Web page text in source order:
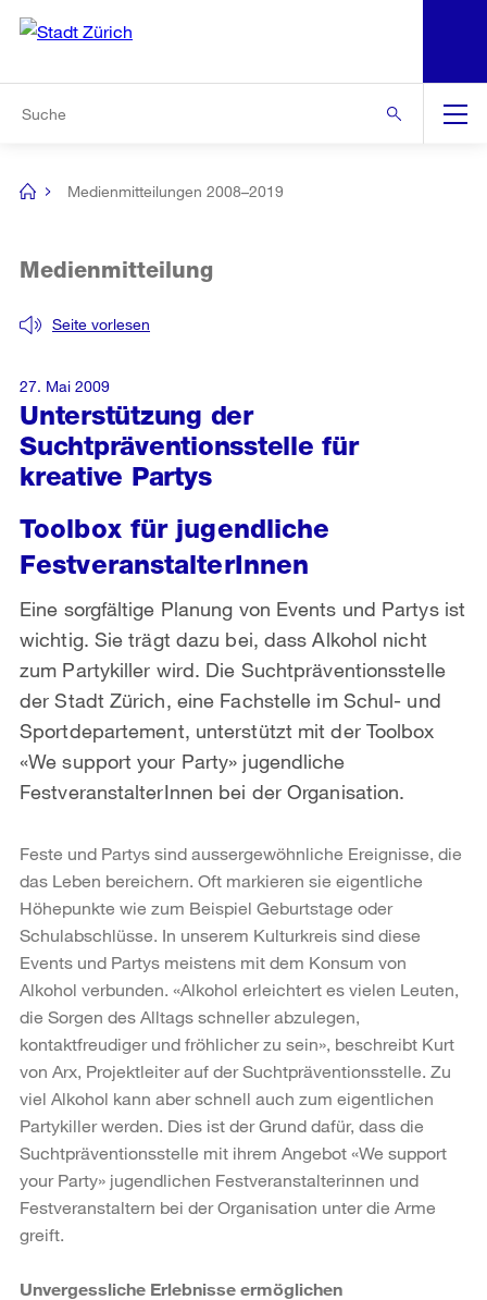
Navigation
[no
Medienmitteilungen 2008–2019
Unterstützung der
Suchtpräventionsstelle für
kreative Partys
Seite vorlesen
Medienmitteilung
Toolbox für jugendliche
FestveranstalterInnen
Eine sorgfältige Planung von Events und Partys ist
wichtig. Sie trägt dazu bei, dass Alkohol nicht
zum Partykiller wird. Die Suchtpräventionsstelle
der Stadt Zürich, eine Fachstelle im Schul- und
Sportdepartement, unterstützt mit der Toolbox
«We support your Party» jugendliche
FestveranstalterInnen bei der Organisation.
27. Mai 2009
Feste und Partys sind aussergewöhnliche Ereignisse, die
das Leben bereichern. Oft markieren sie eigentliche
Höhepunkte wie zum Beispiel Geburtstage oder
Schulabschlüsse. In unserem Kulturkreis sind diese
Events und Partys meistens mit dem Konsum von
Alkohol verbunden. «Alkohol erleichtert es vielen Leuten,
die Sorgen des Alltags schneller abzulegen,
kontaktfreudiger und fröhlicher zu sein», beschreibt Kurt
von Arx, Projektleiter auf der Suchtpräventionsstelle. Zu
viel Alkohol kann aber schnell auch zum eigentlichen
Partykiller werden. Dies ist der Grund dafür, dass die
Suchtpräventionsstelle mit ihrem Angebot «We support
your Party» jugendlichen Festveranstalterinnen und
Festveranstaltern bei der Organisation unter die Arme
greift.
Unvergessliche Erlebnisse ermöglichen